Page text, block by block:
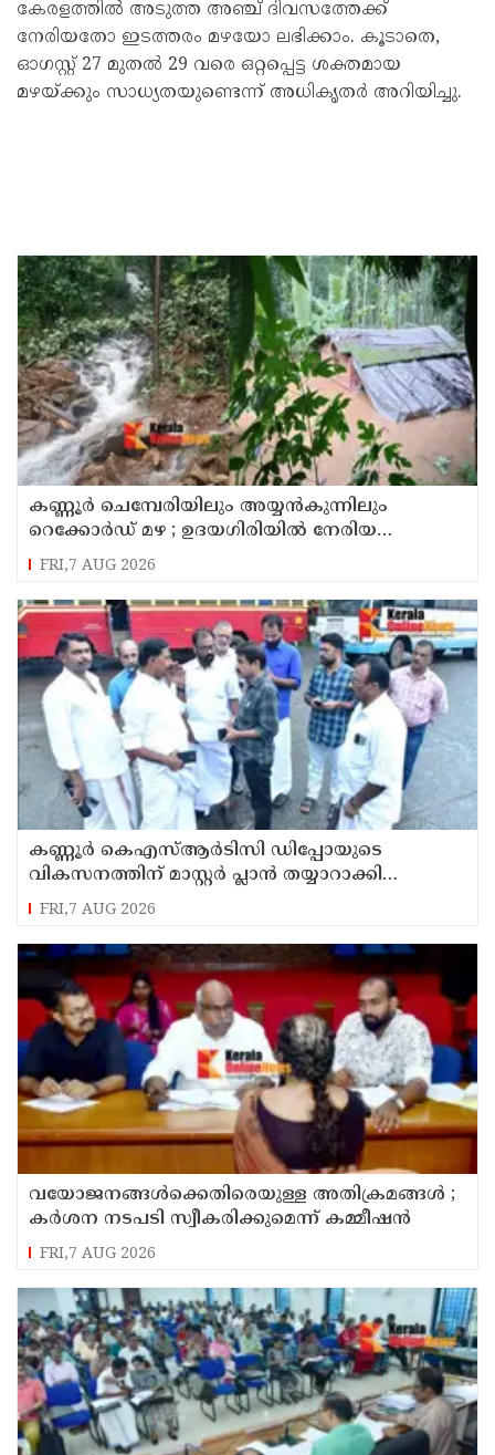
കേരളത്തിൽ അടുത്ത അഞ്ച് ദിവസത്തേക്ക്
നേരിയതോ ഇടത്തരം മഴയോ ലഭിക്കാം. കൂടാതെ,
ഓഗസ്റ്റ് 27 മുതൽ 29 വരെ ഒറ്റപ്പെട്ട ശക്തമായ
മഴയ്ക്കും സാധ്യതയുണ്ടെന്ന് അധികൃതർ അറിയിച്ചു.
കണ്ണൂർ ചെമ്പേരിയിലും അയ്യൻകുന്നിലും
റെക്കോർഡ് മഴ ; ഉദയഗിരിയിൽ നേരിയ
ഉരുൾപൊട്ടൽ; 13 പേരെ ക്യാമ്പിലേക്ക് മാറ്റി
FRI,7 AUG 2026
കണ്ണൂർ കെഎസ്ആർടിസി ഡിപ്പോയുടെ
വികസനത്തിന് മാസ്റ്റർ പ്ലാൻ തയ്യാറാക്കി
സമർപ്പിക്കും : ടി ഒ മോഹനൻ എം എൽ എ
FRI,7 AUG 2026
വയോജനങ്ങൾക്കെതിരെയുള്ള അതിക്രമങ്ങൾ ;
കർശന നടപടി സ്വീകരിക്കുമെന്ന് കമ്മീഷൻ
FRI,7 AUG 2026